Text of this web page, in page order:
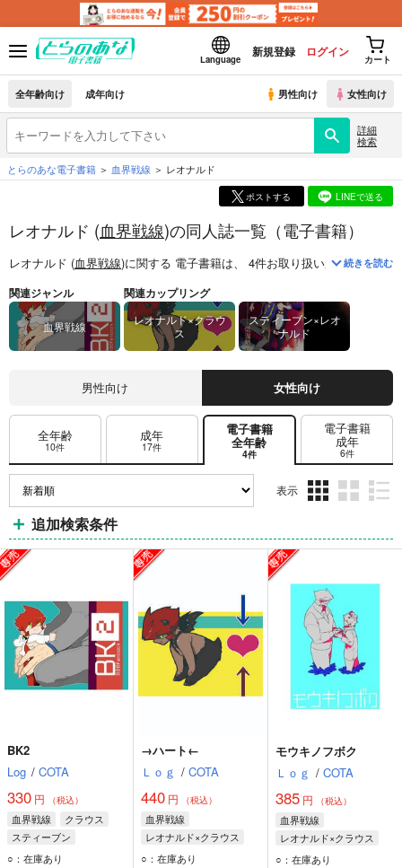
Language
新規登録 ログイン
カート
全年齢向け 成年向け 男性向け 女性向け
詳細
検索
とらのあな電子書籍 血界戦線 レオナルド
ポストする LINEで送る
レオナルド (血界戦線)の同人誌一覧（電子書籍）
レオナルド (血界戦線)に関する 電子書籍は、 4件お取り扱いがございます
続きを読む
関連ジャンル
血界戦線
関連カップリング
レオナルド×クラウ
ス
スティーブン×レオ
ナルド
男性向け 女性向け
全年齢
10件
成年
17件
電子書籍
全年齢
4件
電子書籍
成年
6件
表示
ム
表
ム
表
ム
表
追加検索条件
BK2
Log / COTA
330 円 （税込）
血界戦線
クラウス
スティーブン
レオナルド
○：在庫あり
→ハート←
Ｌｏｇ / COTA
440 円 （税込）
血界戦線
レオナルド×クラウス
レオナルド
○：在庫あり
モウキノフボク
Ｌｏｇ / COTA
385円 （税込）
血界戦線
レオナルド×クラウス
レオナルド
○：在庫あり